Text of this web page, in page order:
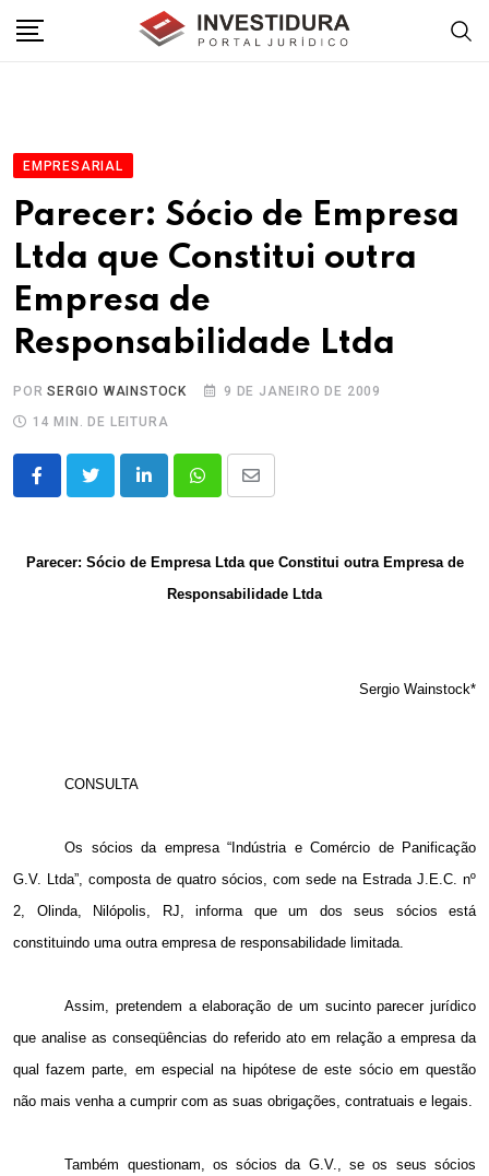
EMPRESARIAL
Parecer: Sócio de Empresa
Ltda que Constitui outra
Empresa de
Responsabilidade Ltda
PORSERGIO WAINSTOCK
9 DE JANEIRO DE 2009
14 MIN. DE LEITURA
LinkedInWhatsappShare
Parecer: Sócio de Empresa Ltda que Constitui outra Empresa de
Responsabilidade Ltda
Sergio Wainstock*
CONSULTA
Os sócios da empresa “Indústria e Comércio de Panificação
G.V. Ltda”, composta de quatro sócios, com sede na Estrada J.E.C. nº
2, Olinda, Nilópolis, RJ, informa que um dos seus sócios está
constituindo uma outra empresa de responsabilidade limitada.
Assim, pretendem a elaboração de um sucinto parecer jurídico
que analise as conseqüências do referido ato em relação a empresa da
qual fazem parte, em especial na hipótese de este sócio em questão
não mais venha a cumprir com as suas obrigações, contratuais e legais.
Também questionam, os sócios da G.V., se os seus sócios